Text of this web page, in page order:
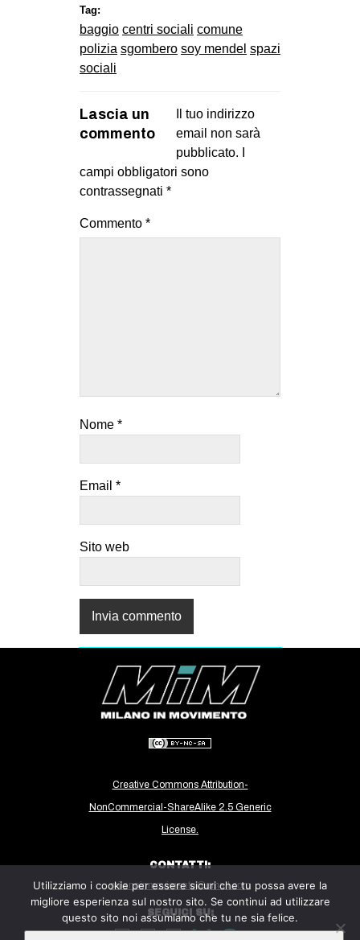
Tag:
baggio centri sociali comune
polizia sgombero soy mendel spazi
sociali
Lascia un
commento
Il tuo indirizzo
email non sarà
pubblicato.
campi obbligatori sono
contrassegnati *
Commento *
Nome *
Email *
Sito web
Creative Commons Attribution-
NonCommercial-ShareAlike 2.5 Generic
License.
CONTATTI:
milanoinmovimento@gmail.com
SEGUICI SU:
Utilizziamo i cookie per essere sicuri che tu possa avere la
migliore esperienza sul nostro sito. Se continui ad utilizzare
questo sito noi assumiamo che tu ne sia felice.